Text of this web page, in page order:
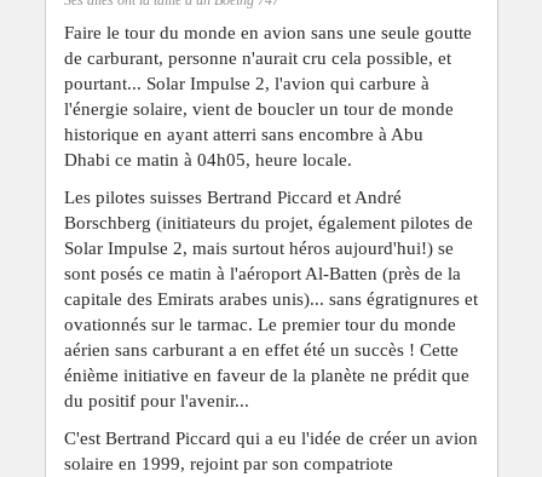
Faire le tour du monde en avion sans une seule goutte
de carburant, personne n'aurait cru cela possible, et
pourtant... Solar Impulse 2, l'avion qui carbure à
l'énergie solaire, vient de boucler un tour de monde
historique en ayant atterri sans encombre à Abu
Dhabi ce matin à 04h05, heure locale.
Les pilotes suisses Bertrand Piccard et André
Borschberg (initiateurs du projet, également pilotes de
Solar Impulse 2, mais surtout héros aujourd'hui!) se
sont posés ce matin à l'aéroport Al-Batten (près de la
capitale des Emirats arabes unis)... sans égratignures et
ovationnés sur le tarmac. Le premier tour du monde
aérien sans carburant a en effet été un succès ! Cette
énième initiative en faveur de la planète ne prédit que
du positif pour l'avenir...
C'est Bertrand Piccard qui a eu l'idée de créer un avion
solaire en 1999, rejoint par son compatriote